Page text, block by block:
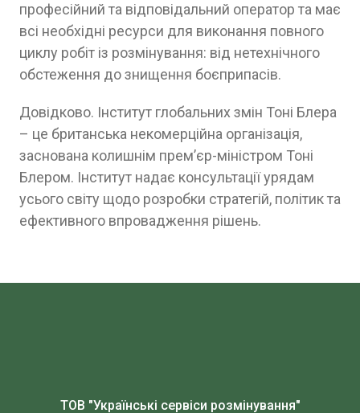
професійний та відповідальний оператор та має
всі необхідні ресурси для виконання повного
циклу робіт із розмінування: від нетехнічного
обстеження до знищення боєприпасів.
Довідково. Інститут глобальних змін Тоні Блера
– це британська некомерційна організація,
заснована колишнім прем’єр-міністром Тоні
Блером. Інститут надає консультації урядам
усього світу щодо розробки стратегій, політик та
ефективного впровадження рішень.
ТОВ "Українські сервіси розмінування"